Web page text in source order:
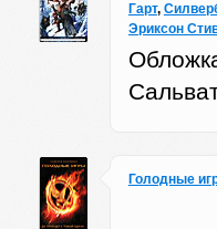
Гарт,
Эриксон
Голодные